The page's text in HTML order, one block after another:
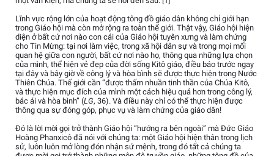
Lĩnh vực rộng lớn của hoạt động tông đồ giáo dân không chỉ giới hạn
trong Giáo hội mà còn mở rộng ra toàn thế giới. Thật vậy, Giáo hội hiện
diện ở bất cứ nơi nào con cái của Giáo hội tuyên xưng và làm chứng
cho Tin Mừng: tại nơi làm việc, trong xã hội dân sự và trong mọi mối
quan hệ giữa con người, bất cứ nơi nào họ, thông qua những lựa chọn
của mình, thể hiện vẻ đẹp của đời sống Kitô giáo, điều báo trước ngay
tại đây và bây giờ về công lý và hòa bình sẽ được thực hiện trong Nước
Thiên Chúa. Thế giới cần “được thấm nhuần tinh thần của Chúa Kitô,
và thực hiện mục đích của mình một cách hiệu quả hơn trong công lý,
bác ái và hòa bình” (LG, 36). Và điều này chỉ có thể thực hiện được
thông qua sự đóng góp, phục vụ và làm chứng của giáo dân!
Đó là lời mời gọi trở thành Giáo hội “hướng ra bên ngoài” mà Đức Giáo
Hoàng Phanxicô đã nói với chúng ta: một Giáo hội hiện thân trong lịch
sử, luôn luôn mở lòng đón nhận sứ mệnh, trong đó tất cả chúng ta